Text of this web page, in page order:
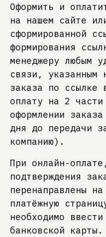
Оформить и
на нашем сайте
сформированной
формирования
менеджеру любым
связи, указанным
заказа по ссылке
оплату на 2 части
оформлении
дня до передачи
компанию).
При онлайн-
подтверждения
перенаправлены
платёжную
необходимо
банковской